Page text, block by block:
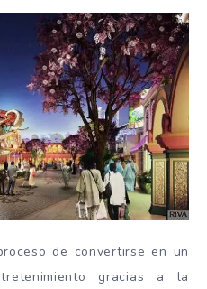
de convertirse en un
gracias a la